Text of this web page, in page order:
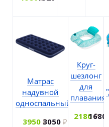
Матрас
надувной
односпальный
3950 3050
Круг-
шезлонг
для
плавания
21801680